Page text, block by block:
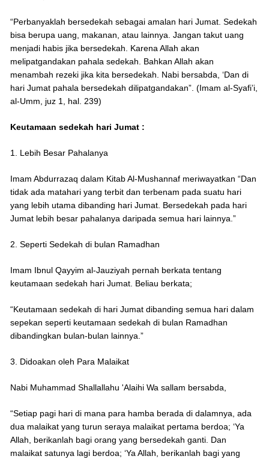
“Perbanyaklah bersedekah sebagai amalan hari Jumat. Sedekah
bisa berupa uang, makanan, atau lainnya. Jangan takut uang
menjadi habis jika bersedekah. Karena Allah akan
melipatgandakan pahala sedekah. Bahkan Allah akan
menambah rezeki jika kita bersedekah. Nabi bersabda, ‘Dan di
hari Jumat pahala bersedekah dilipatgandakan”. (Imam al-Syafi’i,
al-Umm, juz 1, hal. 239)
Keutamaan sedekah hari Jumat :
1. Lebih Besar Pahalanya
Imam Abdurrazaq dalam Kitab Al-Mushannaf meriwayatkan “Dan
tidak ada matahari yang terbit dan terbenam pada suatu hari
yang lebih utama dibanding hari Jumat. Bersedekah pada hari
Jumat lebih besar pahalanya daripada semua hari lainnya.”
2. Seperti Sedekah di bulan Ramadhan
Imam Ibnul Qayyim al-Jauziyah pernah berkata tentang
keutamaan sedekah hari Jumat. Beliau berkata;
“Keutamaan sedekah di hari Jumat dibanding semua hari dalam
sepekan seperti keutamaan sedekah di bulan Ramadhan
dibandingkan bulan-bulan lainnya.”
3. Didoakan oleh Para Malaikat
Nabi Muhammad Shallallahu 'Alaihi Wa sallam bersabda,
“Setiap pagi hari di mana para hamba berada di dalamnya, ada
dua malaikat yang turun seraya malaikat pertama berdoa; ‘Ya
Allah, berikanlah bagi orang yang bersedekah ganti. Dan
malaikat satunya lagi berdoa; ‘Ya Allah, berikanlah bagi yang